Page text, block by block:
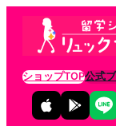
ショップTOP公式